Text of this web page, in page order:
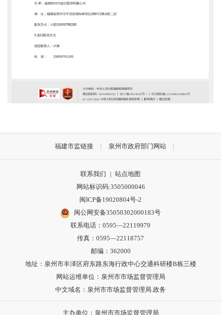
福建市监链接 泉州市政府部门网站
联系我们 | 站点地图
网站标识码:3505000046
闽ICP备19020804号-2
闽公网安备35050302000183号
联系电话：0595—22119979
传真：0595—22118757
邮编：362000
地址：泉州市丰泽区府东路东海行政中心交通科研楼B栋三楼
网站运维单位：泉州市市场监督管理局
中文域名：泉州市市场监督管理局.政务
主办单位：泉州市市场监督管理局